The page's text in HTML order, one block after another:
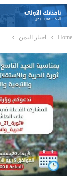
Home اخبار اليمن